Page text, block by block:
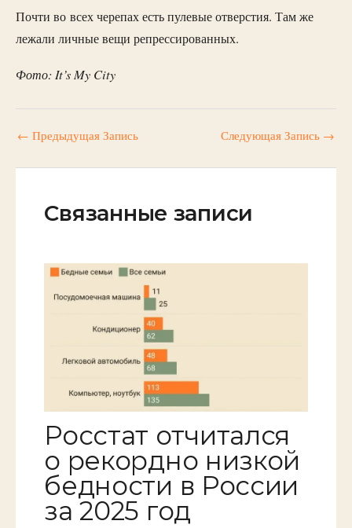
Почти во всех черепах есть пулевые отверстия. Там же
лежали личные вещи репрессированных.
Фото: It’s My City
← Предыдущая Запись Следующая Запись →
Связанные записи
Росстат отчитался
о рекордно низкой
бедности в России
за 2025 год